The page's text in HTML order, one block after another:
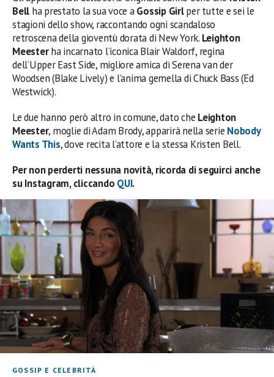
Bell ha prestato la sua voce aGossip Girlper tutte e sei le
stagioni dello show, raccontando ogni scandaloso
retroscena della gioventù dorata di New York. Leighton
Meesterha incarnato l’iconica Blair Waldorf, regina
dell’Upper East Side, migliore amica di Serena van der
Woodsen (Blake Lively) e l’anima gemella di Chuck Bass (Ed
Westwick).
Le due hanno però altro in comune, dato che Leighton
Meester, moglie di Adam Brody, apparirà nella serie Nobody
Wants This, dove recita l’attore e la stessa Kristen Bell.
Per non perderti nessuna novità, ricorda di seguirci anche
su Instagram, cliccando QUI.
GOSSIP E CELEBRITÀ